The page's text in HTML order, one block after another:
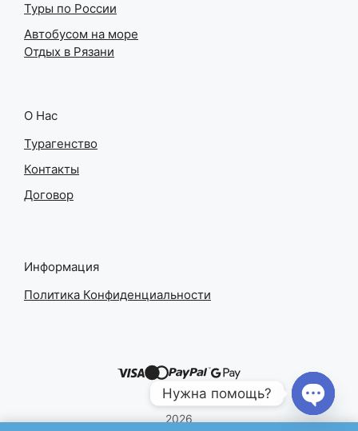
Туры по России
Автобусом на море
Отдых в Рязани
О Нас
Турагенство
Контакты
Договор
Информация
Политика Конфиденциальности
2026
Нужна помощь?
Open